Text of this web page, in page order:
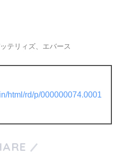
テリィズ、エバース
html/rd/p/000000074.0001